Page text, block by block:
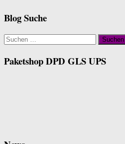
Blog Suche
Suchen
Paketshop DPD GLS UPS